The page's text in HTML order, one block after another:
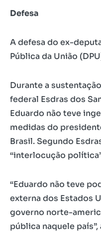
Defesa
A defesa do ex-
Pública da União
Durante a
federal Esdras dos
Eduardo não teve
medidas do
Brasil. Segundo
“interlocução
“Eduardo não teve
externa dos Estados
governo norte-
pública naquele